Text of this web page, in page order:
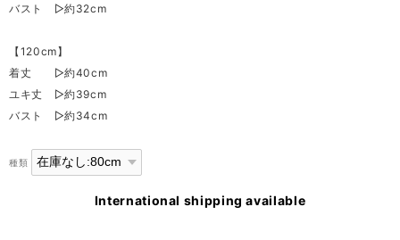
バスト ▷約32cm
【120cm】
着丈 ▷約40cm
ユキ丈 ▷約39cm
バスト ▷約34cm
種類
International shipping available